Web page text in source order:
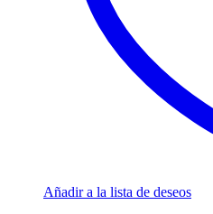
Añadir a la lista de deseos